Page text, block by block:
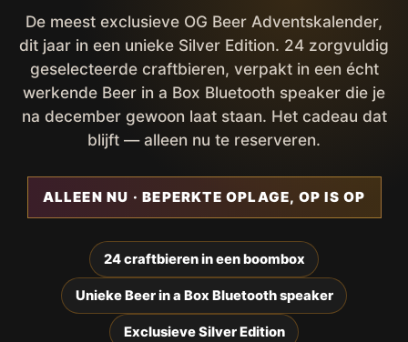
De meest exclusieve OG Beer Adventskalender,
dit jaar in een unieke Silver Edition. 24 zorgvuldig
geselecteerde craftbieren, verpakt in een écht
werkende Beer in a Box Bluetooth speaker die je
na december gewoon laat staan. Het cadeau dat
blijft — alleen nu te reserveren.
ALLEEN NU · BEPERKTE OPLAGE, OP IS OP
24 craftbieren in een boombox
Unieke Beer in a Box Bluetooth speaker
Exclusieve Silver Edition